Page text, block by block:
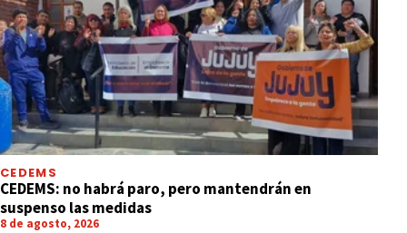
CEDEMS
CEDEMS: no habrá paro, pero mantendrán en
suspenso las medidas
8 de agosto, 2026